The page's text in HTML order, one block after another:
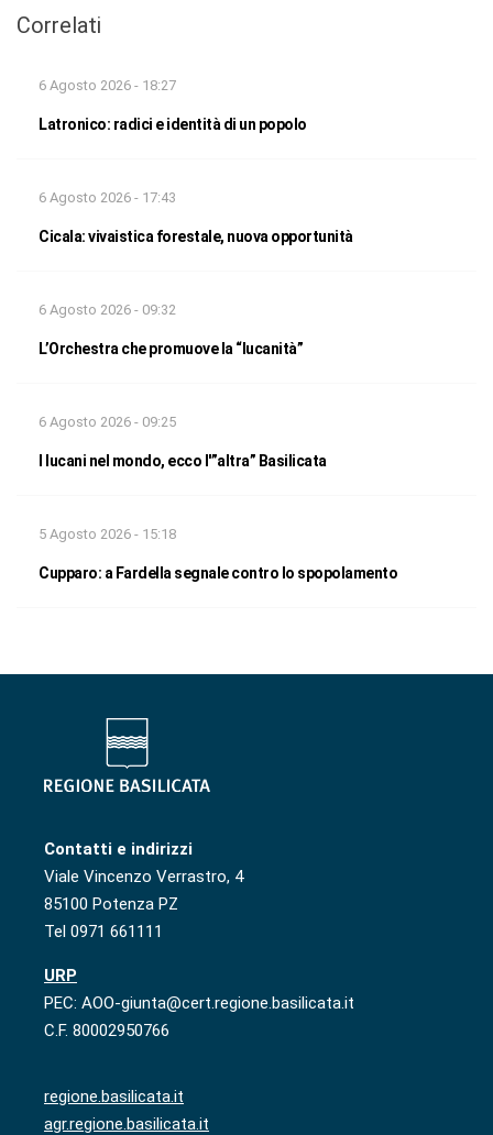
Correlati
6 Agosto 2026 - 18:27
Latronico: radici e identità di un popolo
6 Agosto 2026 - 17:43
Cicala: vivaistica forestale, nuova opportunità
6 Agosto 2026 - 09:32
L’Orchestra che promuove la “lucanità”
6 Agosto 2026 - 09:25
I lucani nel mondo, ecco l'”altra” Basilicata
5 Agosto 2026 - 15:18
Cupparo: a Fardella segnale contro lo spopolamento
Contatti e indirizzi
Viale Vincenzo Verrastro, 4
85100 Potenza PZ
Tel 0971 661111
URP
PEC: AOO-giunta@cert.regione.basilicata.it
C.F. 80002950766
regione.basilicata.it
agr.regione.basilicata.it